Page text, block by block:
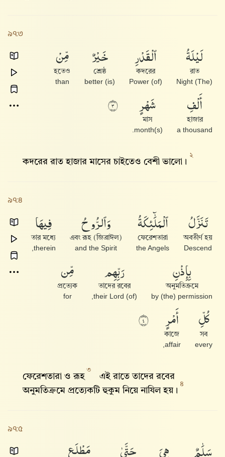
৯৭:৩
لَيْلَةُ
রাত
(The) Night
ٱلْقَدْرِ
কদরের
(of) Power
خَيْرٌ
শ্রেষ্ঠ
(is) better
مِّنْ
হতেও
than
أَلْفِ
হাজার
a thousand
شَهْرٍ
মাস
month(s).
٣
কদরের রাত হাজার মাসের চাইতেও বেশী ভালো।
২
৯৭:৪
تَنَزَّلُ
অবতীর্ণ হয়
Descend
ٱلْمَلَٰٓئِكَةُ
ফেরেশতারা
the Angels
وَٱلرُّوحُ
এবং রূহ (জিব্রাঈল)
and the Spirit
فِيهَا
তার মধ্যে
therein,
بِإِذْنِ
অনুমতিক্রমে
by (the) permission
رَبِّهِم
তাদের রবের
(of) their Lord,
مِّن
প্রত্যেক
for
كُلِّ
সব
every
أَمْرٍ
কাজে
affair,
٤
ফেরেশতারা ও রূহ
৩
এই রাতে তাদের রবের
অনুমতিক্রমে প্রত্যেকটি হুকুম নিয়ে নাযিল হয়।
৪
৯৭:৫